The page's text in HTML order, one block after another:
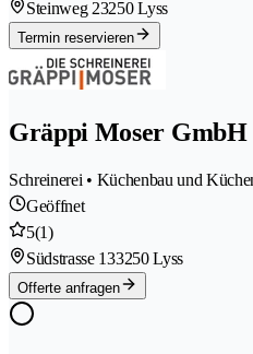
Steinweg 23250 Lyss
Termin reservieren
Gräppi Moser GmbH
Schreinerei • Küchenbau und
Geöffnet
5(1)
Südstrasse 133250 Lyss
Offerte anfragen